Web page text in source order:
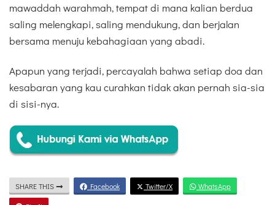
mawaddah warahmah, tempat di mana kalian berdua
saling melengkapi, saling mendukung, dan berjalan
bersama menuju kebahagiaan yang abadi.
Apapun yang terjadi, percayalah bahwa setiap doa dan
kesabaran yang kau curahkan tidak akan pernah sia-sia
di sisi-nya.
SHARE THIS Facebook Twitter/X WhatsApp